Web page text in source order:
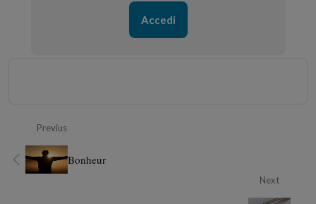
Accedi
Previus
Bonheur
Next